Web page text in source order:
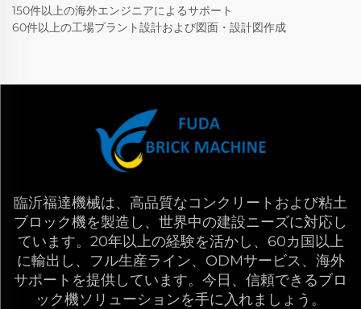
150件以上の海外エンジニアによるサポート
60件以上の工場プラント設計および図面・設計図作成
臨沂福達機械は、高品質なコンクリートおよび粘土
ブロック機を製造し、世界中の建設ニーズに対応し
ています。20年以上の経験を活かし、60カ国以上
に輸出し、フル生産ライン、ODMサービス、海外
サポートを提供しています。今日、信頼できるブロ
ック機ソリューションを手に入れましょう。